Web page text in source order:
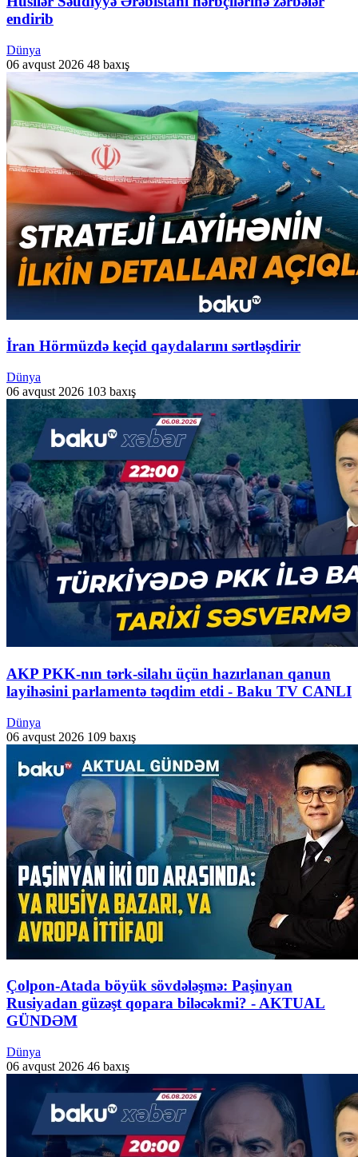
endirib
Dünya
06 avqust 2026 48 baxış
İran Hörmüzdə keçid qaydalarını sərtləşdirir
Dünya
06 avqust 2026 103 baxış
AKP PKK-nın tərk-silahı üçün hazırlanan qanun
layihəsini parlamentə təqdim etdi - Baku TV CANLI
Dünya
06 avqust 2026 109 baxış
Çolpon-Atada böyük sövdələşmə: Paşinyan
Rusiyadan güzəşt qopara biləcəkmi? - AKTUAL
GÜNDƏM
Dünya
06 avqust 2026 46 baxış